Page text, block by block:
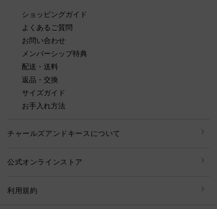
ショッピングガイド
よくあるご質問
お問い合わせ
メンバーシップ特典
配送・送料
返品・交換
サイズガイド
お手入れ方法
チャールズアンドキースについて
公式オンラインストア
利用規約